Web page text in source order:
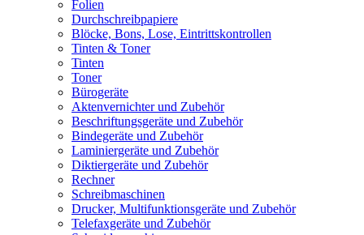
Folien
Durchschreibpapiere
Blöcke, Bons, Lose, Eintrittskontrollen
Tinten & Toner
Tinten
Toner
Bürogeräte
Aktenvernichter und Zubehör
Beschriftungsgeräte und Zubehör
Bindegeräte und Zubehör
Laminiergeräte und Zubehör
Diktiergeräte und Zubehör
Rechner
Schreibmaschinen
Drucker, Multifunktionsgeräte und Zubehör
Telefaxgeräte und Zubehör